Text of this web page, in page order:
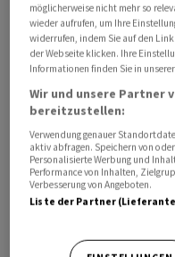
Dieser soll die
dafür zu tun, damit
Ländern den höchsten
entsprechen, wie aus
Dokument der EU-
Wenn nötig, soll dies
Unterstützung
entsprechende
angemessen sei.
Die Vorhaben sollen im
möglicherweise nicht mehr so
wieder aufrufen, um Ihre
widerrufen, indem Sie auf den
der Webseite klicken. Ihre
Informationen finden Sie in
Wir und unsere Partner
bereitzustellen:
Verwendung genauer
aktiv abfragen. Speichern von
Personalisierte Werbung und
Performance von Inhalten,
Verbesserung von Angeboten.
Liste der Partner